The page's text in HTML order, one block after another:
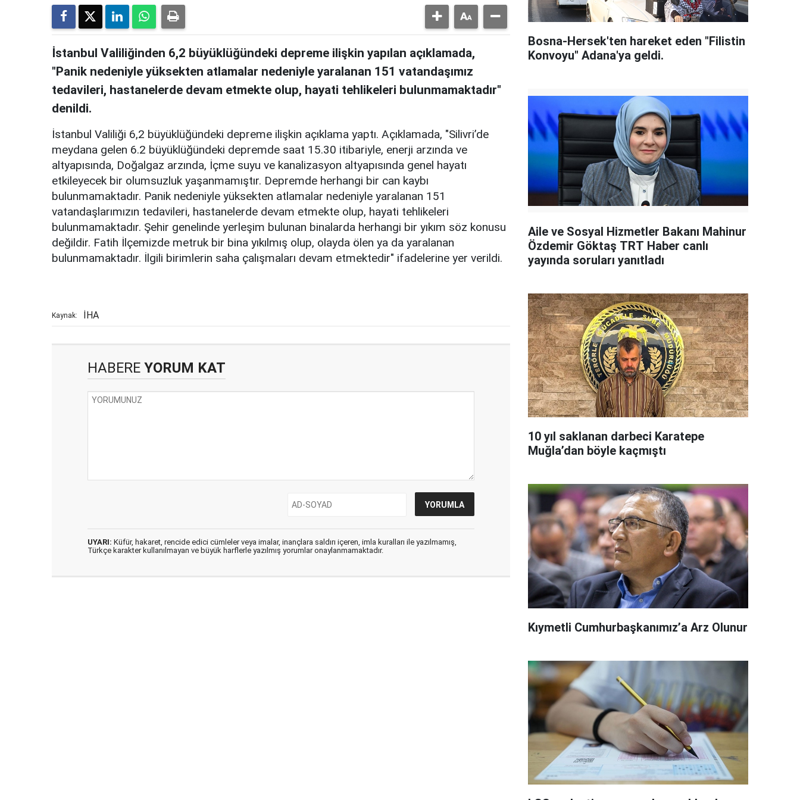
İstanbul Valiliğinden 6,2 büyüklüğündeki depreme ilişkin yapılan açıklamada,
"Panik nedeniyle yüksekten atlamalar nedeniyle yaralanan 151 vatandaşımız
tedavileri, hastanelerde devam etmekte olup, hayati tehlikeleri bulunmamaktadır"
denildi.
İstanbul Valiliği 6,2 büyüklüğündeki depreme ilişkin açıklama yaptı. Açıklamada, "Silivri’de
meydana gelen 6.2 büyüklüğündeki depremde saat 15.30 itibariyle, enerji arzında ve
altyapısında, Doğalgaz arzında, İçme suyu ve kanalizasyon altyapısında genel hayatı
etkileyecek bir olumsuzluk yaşanmamıştır. Depremde herhangi bir can kaybı
bulunmamaktadır. Panik nedeniyle yüksekten atlamalar nedeniyle yaralanan 151
vatandaşlarımızın tedavileri, hastanelerde devam etmekte olup, hayati tehlikeleri
bulunmamaktadır. Şehir genelinde yerleşim bulunan binalarda herhangi bir yıkım söz konusu
değildir. Fatih İlçemizde metruk bir bina yıkılmış olup, olayda ölen ya da yaralanan
bulunmamaktadır. İlgili birimlerin saha çalışmaları devam etmektedir" ifadelerine yer verildi.
Kaynak: İHA
HABERE YORUM KAT
UYARI: Küfür, hakaret, rencide edici cümleler veya imalar, inançlara saldırı içeren, imla kuralları ile yazılmamış,
Türkçe karakter kullanılmayan ve büyük harflerle yazılmış yorumlar onaylanmamaktadır.
Bosna-Hersek'ten hareket eden "Filistin
Konvoyu" Adana'ya geldi.
Aile ve Sosyal Hizmetler Bakanı Mahinur
Özdemir Göktaş TRT Haber canlı
yayında soruları yanıtladı
10 yıl saklanan darbeci Karatepe
Muğla’dan böyle kaçmıştı
Kıymetli Cumhurbaşkanımız’a Arz Olunur